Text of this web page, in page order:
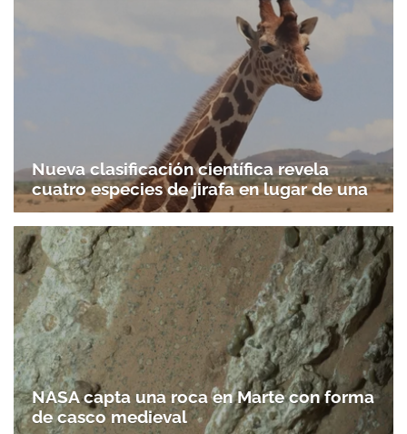
Nueva clasificación científica revela
cuatro especies de jirafa en lugar de una
NASA capta una roca en Marte con forma
de casco medieval